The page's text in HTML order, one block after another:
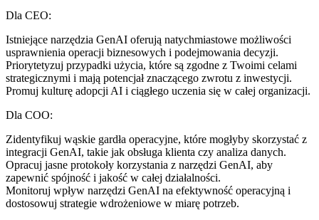
Dla CEO:
Istniejące narzędzia GenAI oferują natychmiastowe możliwości
usprawnienia operacji biznesowych i podejmowania decyzji.
Priorytetyzuj przypadki użycia, które są zgodne z Twoimi celami
strategicznymi i mają potencjał znaczącego zwrotu z inwestycji.
Promuj kulturę adopcji AI i ciągłego uczenia się w całej organizacji.
Dla COO:
Zidentyfikuj wąskie gardła operacyjne, które mogłyby skorzystać z
integracji GenAI, takie jak obsługa klienta czy analiza danych.
Opracuj jasne protokoły korzystania z narzędzi GenAI, aby
zapewnić spójność i jakość w całej działalności.
Monitoruj wpływ narzędzi GenAI na efektywność operacyjną i
dostosowuj strategie wdrożeniowe w miarę potrzeb.